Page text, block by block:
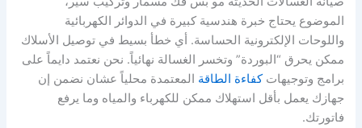
الموضوع يحتاج خبرة هندسية كبيرة في الدوائر الكهربائية
واللوحات الإلكترونية الحساسة. أي خطأ بسيط في توصيل الأسلاك
ممكن يحرق “البوردة” وتخسر الغسالة نهائياً. نحن نعتمد دايماً على
برامج وتوجيهاتكفاءة الطاقة المعتمدة محلياً عشان نضمن إن
جهازك يعمل بأقل استهلاك ممكن للكهرباء والمياه وما يرفع
فاتورتك.